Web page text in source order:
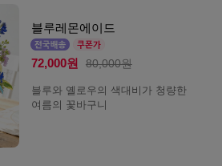
블루레몬에이드
72,000원 80,000원
블루와 옐로우의 색대비가 청량한
여름의 꽃바구니